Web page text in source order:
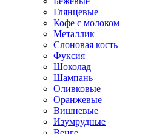
Глянцевые
Кофе с молоком
Металлик
Слоновая кость
Фуксия
Шоколад
Шампань
Оливковые
Оранжевые
Вишневые
Изумрудные